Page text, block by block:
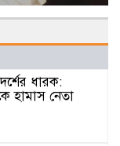
ধারক:
হামাস নেতা